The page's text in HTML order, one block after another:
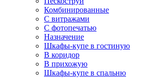
Комбинированные
С витражами
С фотопечатью
Назначение
Шкафы-купе в гостиную
В коридор
В прихожую
Шкафы-купе в спальню